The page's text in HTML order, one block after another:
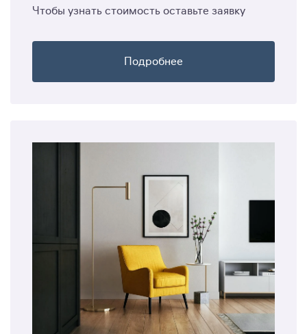
Чтобы узнать стоимость оставьте заявку
Подробнее